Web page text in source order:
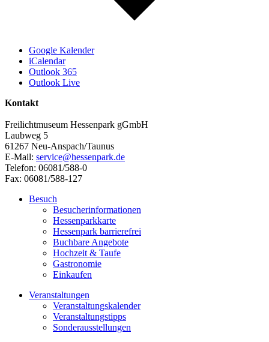
Google Kalender
iCalendar
Outlook 365
Outlook Live
Kontakt
Freilichtmuseum Hessenpark gGmbH
Laubweg 5
61267 Neu-Anspach/Taunus
E-Mail: service@hessenpark.de
Telefon: 06081/588-0
Fax: 06081/588-127
Besuch
Besucherinformationen
Hessenparkkarte
Hessenpark barrierefrei
Buchbare Angebote
Hochzeit & Taufe
Gastronomie
Einkaufen
Veranstaltungen
Veranstaltungskalender
Veranstaltungstipps
Sonderausstellungen